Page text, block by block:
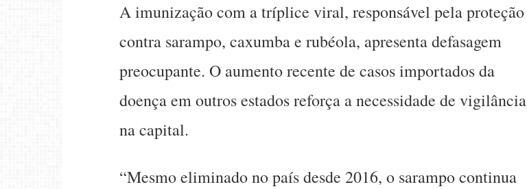
A imunização com a tríplice viral, responsável pela proteção
contra sarampo, caxumba e rubéola, apresenta defasagem
preocupante. O aumento recente de casos importados da
doença em outros estados reforça a necessidade de vigilância
na capital.
“Mesmo eliminado no país desde 2016, o sarampo continua